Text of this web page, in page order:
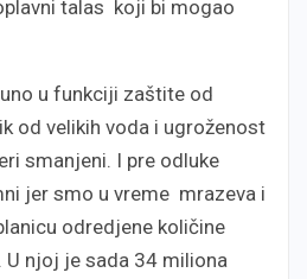
talas koji bi mogao
u funkciji zaštite od
od velikih voda i ugroženost
smanjeni. I pre odluke
jer smo u vreme mrazeva i
odredjene količine
njoj je sada 34 miliona